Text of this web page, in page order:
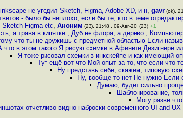
не угодил Sketch, Figma, Adobe XD, и н, gavr (ok),
- было бы неплохо, если бы те, кто в теме
Sketch Figma etc, Аноним (23), 21:48 , 09-Авг-20, (23) +1
а трава в кипятке , Дуб не флора, а дерево ,
что ты не дружишь с предметной областью Если
что в этом такого Я рисую схемки в Афините Дезигнере
Я тоже рисовал схемки в инкскейпе и как имеющий
Тут ещё вот что Мой опыт за то, что если что-
Ну представь себе, скажем, типовую
Ну, вообще-то нет Не нужно Если
Думаю, будет сильно
Шаблонирование,
Могу разве
отчетливо видно наброски современного UI and UX